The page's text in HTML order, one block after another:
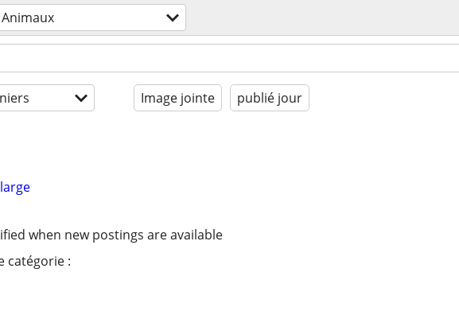
Animaux
Image jointe publié jour
when new postings are available
catégorie :